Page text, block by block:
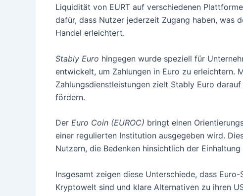
Liquidität von EURT auf verschiedenen
dafür, dass Nutzer jederzeit Zugang haben, was
Handel erleichtert.
Stably Euro hingegen wurde speziell für
entwickelt, um Zahlungen in Euro zu erleichtern.
Zahlungsdienstleistungen zielt Stably Euro
fördern.
Der Euro Coin (EUROC) bringt einen
einer regulierten Institution ausgegeben wird.
Nutzern, die Bedenken hinsichtlich der
Insgesamt zeigen diese Unterschiede, dass
Kryptowelt sind und klare Alternativen zu ihren